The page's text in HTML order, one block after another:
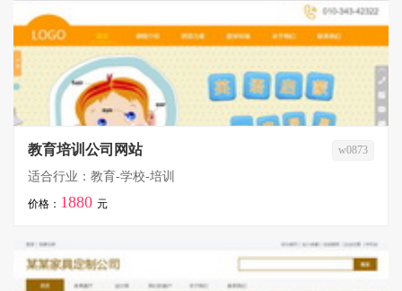
教育培训公司网站 w0873
适合行业：教育-学校-培训
价格： 1880 元